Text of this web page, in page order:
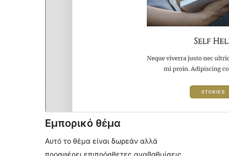
Εμπορικό θέμα
Αυτό το θέμα είναι δωρεάν αλλά